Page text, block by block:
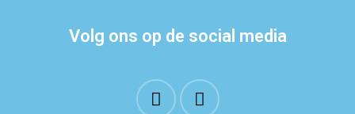
Volg ons op de social media